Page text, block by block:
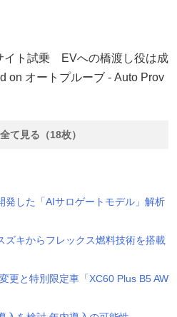
イト試乗 EVへの橋渡し役は成
on オートプルーブ - Auto Prov
て見る（18枚）
発した「AIサロゲートモデル」解析
ズキからフレックス燃料技術を搭載
更と特別限定車「XC60 Plus B5 AW